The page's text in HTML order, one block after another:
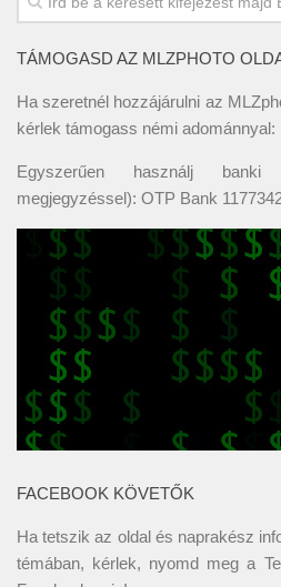
TÁMOGASD AZ MLZPHOTO
Ha szeretnél hozzájárulni az
kérlek támogass némi adománnyal:
Egyszerűen használj banki
megjegyzéssel): OTP Bank
FACEBOOK KÖVETŐK
Ha tetszik az oldal és naprakész
témában, kérlek, nyomd meg a